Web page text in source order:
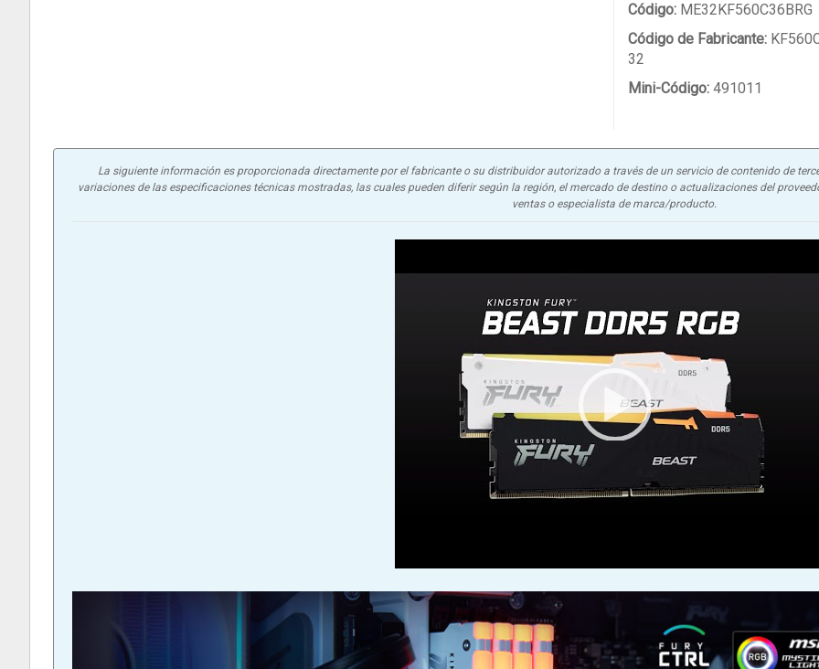
Código: ME32KF560C36BRG
Código de Fabricante:
32
Mini-Código: 491011
La siguiente información es proporcionada directamente por el fabricante o su distribuidor autorizado a través de un servicio de contenido de
variaciones de las especificaciones técnicas mostradas, las cuales pueden diferir según la región, el mercado de destino o actualizaciones del
ventas o especialista de marca/producto.
Video Player